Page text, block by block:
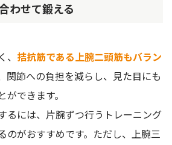
わせて鍛える
拮抗筋である上腕二頭筋もバラン
関節への負担を減らし、見た目にも
できます。
るには、片腕ずつ行うトレーニング
のがおすすめです。ただし、上腕三